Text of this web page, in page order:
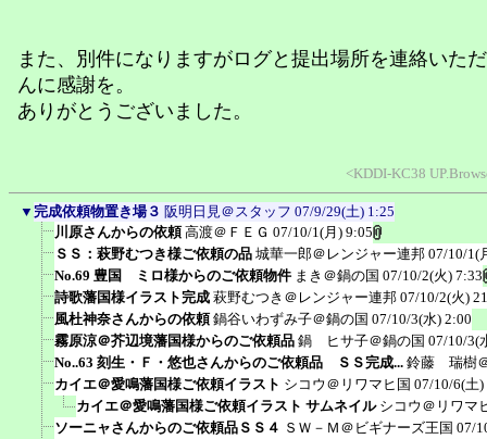
また、別件になりますがログと提出場所を連絡いた
んに感謝を。
ありがとうございました。
<KDDI-KC38
▼ 完成依頼物置き場３ 阪明日見＠スタッフ 07/9/29(土) 1:25
川原さんからの依頼 高渡＠ＦＥＧ 07/10/1(月) 9:05
ＳＳ：萩野むつき様ご依頼の品 城華一郎＠レンジャー連邦 07/10/1(
No.69 豊国 ミロ様からのご依頼物件 まき＠鍋の国 07/10/2(火) 7:33
詩歌藩国様イラスト完成 萩野むつき＠レンジャー連邦 07/10/2(火)
風杜神奈さんからの依頼 鍋谷いわずみ子＠鍋の国 07/10/3(水) 2:00
霧原涼＠芥辺境藩国様からのご依頼品 鍋 ヒサ子＠鍋の国 07/10/3(
No..63 刻生・Ｆ・悠也さんからのご依頼品 ＳＳ完成... 鈴藤 瑞樹
カイエ＠愛鳴藩国様ご依頼イラスト シコウ＠リワマヒ国 07/10/6(土)
カイエ＠愛鳴藩国様ご依頼イラスト サムネイル シコウ＠リワマ
ソーニャさんからのご依頼品ＳＳ４ ＳＷ－Ｍ＠ビギナーズ王国 07/